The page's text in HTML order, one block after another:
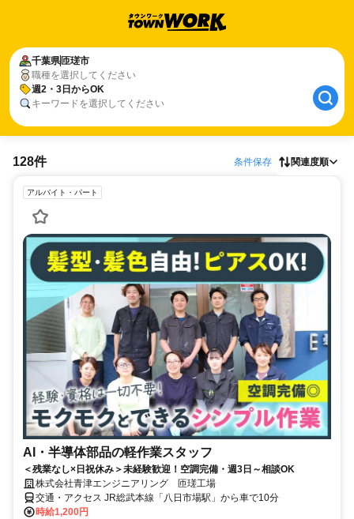
千葉県 匝瑳市
職種を選択してください
週2・3日からOK
キーワードを選択してください
128件 条件保存 関連度順
アルバイト・パート
AI・半導体部品の軽作業スタッフ
＜残業なし×日祝休み＞未経験歓迎！空調完備・週3日～相談OK
株式会社青津エンジニアリング 匝瑳工場
交通・アクセス JR総武本線「八日市場駅」から車で10分
時給1,200円